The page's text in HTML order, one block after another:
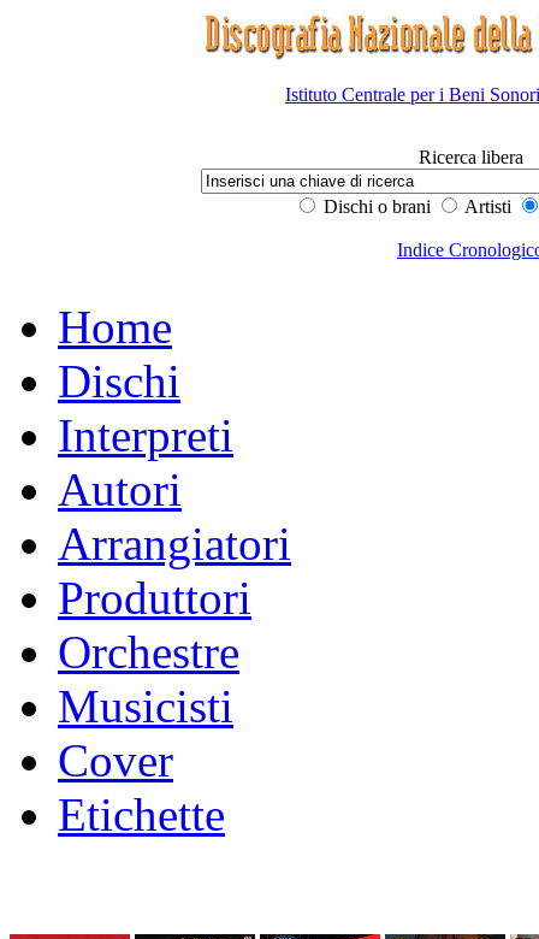
Istituto Centrale per i Beni
Ricerca libera
Dischi o brani Artisti
Indice
Home
Dischi
Interpreti
Autori
Arrangiatori
Produttori
Orchestre
Musicisti
Cover
Etichette